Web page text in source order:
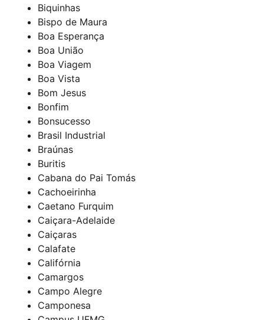
Biquinhas
Bispo de Maura
Boa Esperança
Boa União
Boa Viagem
Boa Vista
Bom Jesus
Bonfim
Bonsucesso
Brasil Industrial
Braúnas
Buritis
Cabana do Pai Tomás
Cachoeirinha
Caetano Furquim
Caiçara-Adelaide
Caiçaras
Calafate
Califórnia
Camargos
Campo Alegre
Camponesa